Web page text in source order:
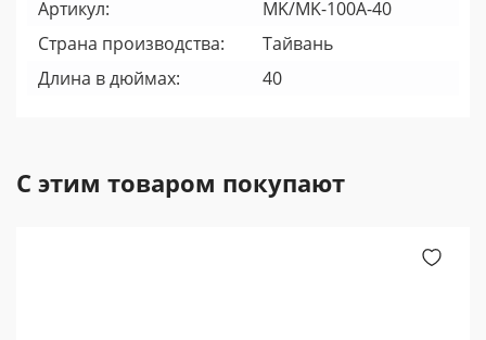
Артикул:
MK/MK-100A-40
Страна производства:
Тайвань
Длина в дюймах:
40
С этим товаром покупают